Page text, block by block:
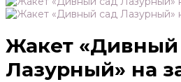
Жакет «Дивный
Лазурный» на